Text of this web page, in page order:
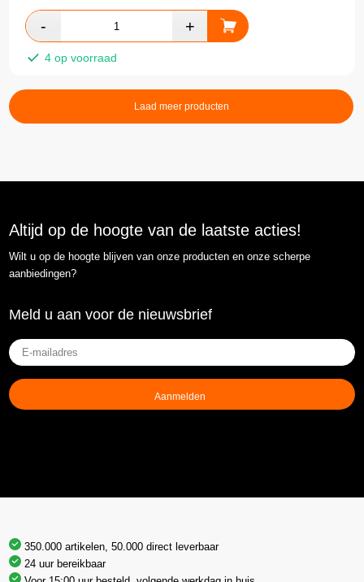
4 op voorraad
Laad meer producten
Altijd op de hoogte van de laatste acties!
Wilt u op de hoogte blijven van onze producten en onze scherpe
aanbiedingen?
Meld u aan voor de nieuwsbrief
E-
mailadres
(Vereist)
350.000 artikelen, 50.000 direct leverbaar
24 uur bereikbaar